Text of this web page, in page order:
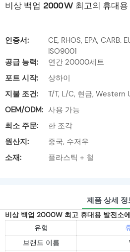
비상 백업 2000W 최고의 휴대용
인증서:
CE, RHOS, EPA, CARB.
ISO9001
공급 능력:
연간 20000세트
포트 시작:
상하이
지불 조건:
T/T, L/C, 현금, Western
OEM/ODM: 사용 가능
최소 주문:
한 조각
원산지:
중국, 수저우
소재:
플라스틱 + 철
제품 상세 정
비상 백업 2000W 최고 휴대용 발전소
유형
브랜드 이름